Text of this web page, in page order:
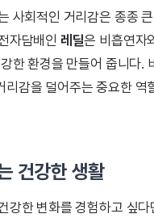
사회적인 거리감은 종종
자담배인 레딜은 비흡연자
한 환경을 만들어 줍니다.
리감을 덜어주는 중요한 역
건강한 생활
강한 변화를 경험하고 싶다